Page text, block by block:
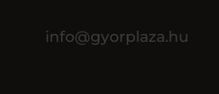
info@gyorplaza.hu